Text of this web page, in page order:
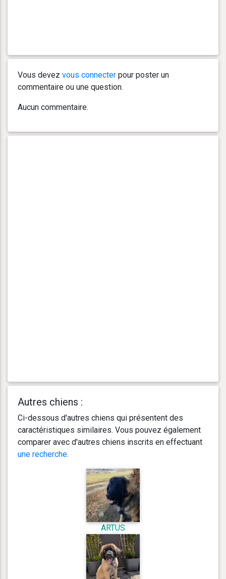
Vous devez vous connecter pour poster un
commentaire ou une question.
Aucun commentaire.
Autres chiens :
Ci-dessous d'autres chiens qui présentent des
caractéristiques similaires. Vous pouvez également
comparer avec d'autres chiens inscrits en effectuant
une recherche.
ARTUS